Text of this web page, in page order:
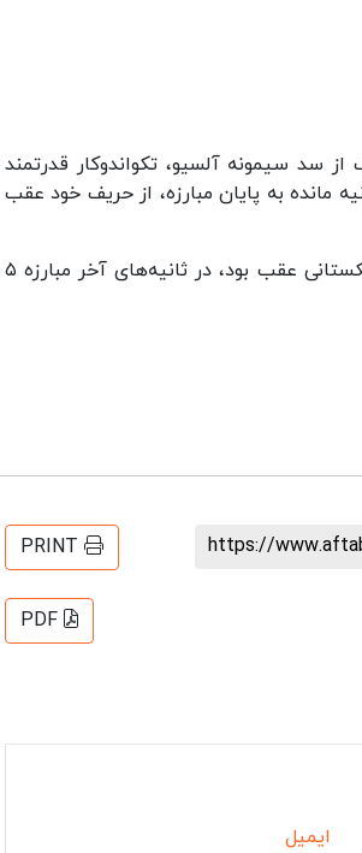
تکواندوی ایران، در مرحله یک چهارم نهایی با نتیجه ۲ بر یک از سد سیمونه آلسیو، تکواندوکار قدرتمند
مانده به پایان مبارزه، از حریف خود عقب
برخورداری در مبارزه اول خود نیز در حالی که ۶ بر یک از جسوربک جیسونوف ازبکستانی عقب بود، در ثانیه‌های آخر مبارزه ۵
https://
PRINT
PDF
ایمیل